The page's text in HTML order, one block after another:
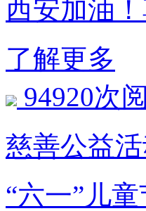
西安加油
了解更多
94920次
慈善公益
“六一”儿